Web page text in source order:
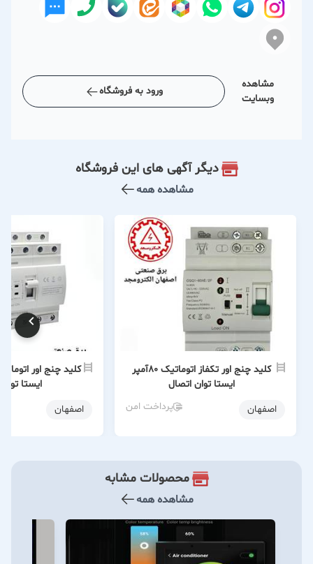
مشاهده
وبسایت
ورود به فروشگاه
دیگر آگهی های این فروشگاه
مشاهده همه
کلید چنج اور تکفاز اتوماتیک 80آمپر
ایستا توان اتصال
اصفهان
پرداخت امن
ایستا
اصفهان
محصولات مشابه
مشاهده همه